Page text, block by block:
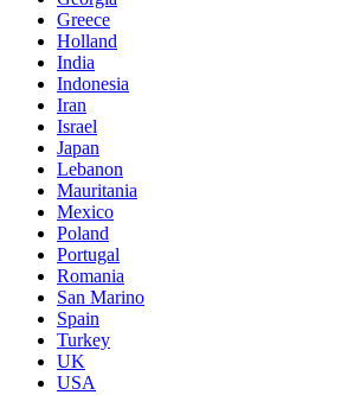
Greece
Holland
India
Indonesia
Iran
Israel
Japan
Lebanon
Mauritania
Mexico
Poland
Portugal
Romania
San Marino
Spain
Turkey
UK
USA